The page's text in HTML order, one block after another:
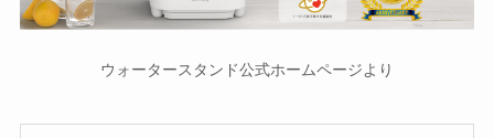
ウォータースタンド公式ホームページより